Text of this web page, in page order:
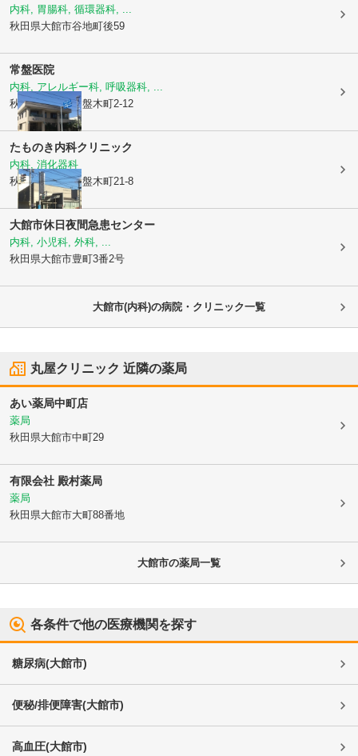
内科, 胃腸科, 循環器科, ...
秋田県大館市谷地町後59
常盤医院
内科, アレルギー科, 呼吸器科, ...
秋田県大館市常盤木町2-12
たものき内科クリニック
内科, 消化器科
秋田県大館市常盤木町21-8
大館市休日夜間急患センター
内科, 小児科, 外科, ...
秋田県大館市豊町3番2号
大館市(内科)の病院・クリニック一覧
丸屋クリニック 近隣の薬局
あい薬局中町店
薬局
秋田県大館市中町29
有限会社 殿村薬局
薬局
秋田県大館市大町88番地
大館市の薬局一覧
各条件で他の医療機関を探す
糖尿病(大館市)
便秘/排便障害(大館市)
高血圧(大館市)